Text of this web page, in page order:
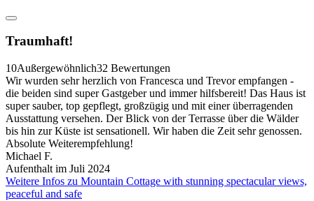
Traumhaft!
10Außergewöhnlich32 Bewertungen
Wir wurden sehr herzlich von Francesca und Trevor empfangen -
die beiden sind super Gastgeber und immer hilfsbereit! Das Haus ist
super sauber, top gepflegt, großzügig und mit einer überragenden
Ausstattung versehen. Der Blick von der Terrasse über die Wälder
bis hin zur Küste ist sensationell. Wir haben die Zeit sehr genossen.
Absolute Weiterempfehlung!
Michael F.
Aufenthalt im Juli 2024
Weitere Infos zu Mountain Cottage with stunning spectacular views,
peaceful and safe